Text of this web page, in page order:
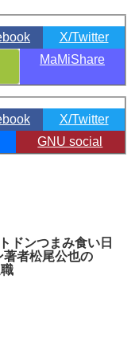
X/Twitter
MaMiShare
X/Twitter
GNU social
ドンつまみ食い日
著者松尾公也の